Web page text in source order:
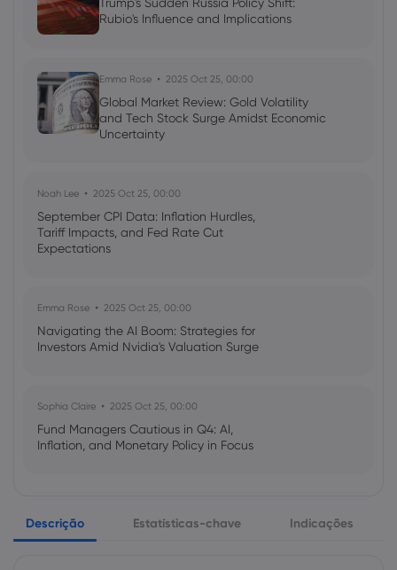
Rubio's Influence and Implications
Emma Rose 2025 Oct 25, 00:00
Global Market Review: Gold Volatility
and Tech Stock Surge Amidst Economic
Uncertainty
Noah Lee 2025 Oct 25, 00:00
September CPI Data: Inflation Hurdles,
Tariff Impacts, and Fed Rate Cut
Expectations
Emma Rose 2025 Oct 25, 00:00
Navigating the AI Boom: Strategies for
Investors Amid Nvidia's Valuation Surge
Sophia Claire 2025 Oct 25, 00:00
Fund Managers Cautious in Q4: AI,
Inflation, and Monetary Policy in Focus
US Government Shutdown Threatens
October Inflation Data Release
Descrição Estatísticas-chave Indicações